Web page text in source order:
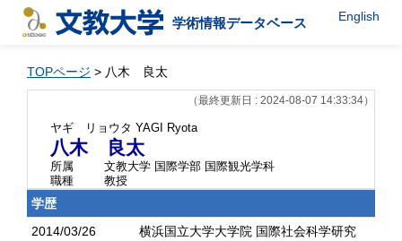
学術情報データベース English
TOPページ > 八木 良太
（最終更新日 : 2024-08-07 14:33:34）
ヤギ リョウタ YAGI Ryota
八木 良太
所属
文教大学 国際学部 国際観光学科
職種
教授
学歴
2014/03/26
横浜国立大学大学院 国際社会科学研究